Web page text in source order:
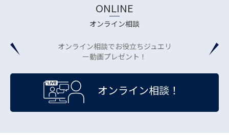
ONLINE
オンライン相談
オンライン相談でお役立ちジュエリ
ー動画プレゼント！
オンライン相談！